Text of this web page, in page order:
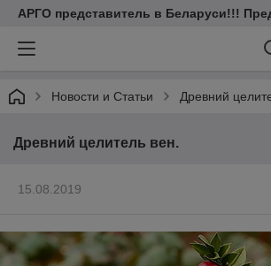
АРГО представитель в Беларуси!!!
Новости и Статьи Древний
Древний целитель вен.
15.08.2019